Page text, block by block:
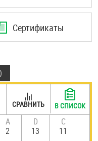
Сертификаты
A
2
D
13
C
11
СРАВНИТЬ В СПИСОК